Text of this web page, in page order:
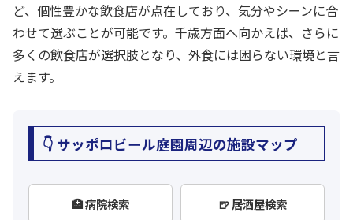
ど、個性豊かな飲食店が点在しており、気分やシーンに合
わせて選ぶことが可能です。千歳方面へ向かえば、さらに
多くの飲食店が選択肢となり、外食には困らない環境と言
えます。
👇 サッポロビール庭園周辺の施設マップ
🏥 病院検索 🍺 居酒屋検索